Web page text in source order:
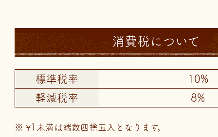
消費税について
標準税率
10%
軽減税率
8%
¥1 未満は端数四捨五入となります。